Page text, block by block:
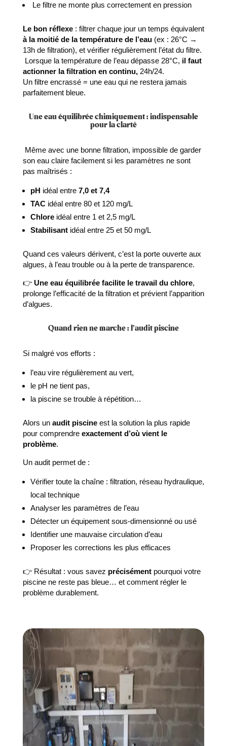
Le filtre ne monte plus correctement en pression
Le bon réflexe: filtrer chaque jour un temps équivalent
à la moitié de la température de l’eau(ex : 26°C →
13h de filtration), et vérifier régulièrement l’état du filtre.
Lorsque la température de l’eau dépasse 28°C, il faut
actionner la filtration en continu, 24h/24.
Un filtre encrassé = une eau qui ne restera jamais
parfaitement bleue.
Une eau équilibrée chimiquement : indispensable
pour la clarté
Même avec une bonne filtration, impossible de garder
son eau claire facilement si les paramètres ne sont
pas maîtrisés :
pH idéal entre 7,0 et 7,4
TACidéal entre 80 et 120 mg/L
Chloreidéal entre 1 et 2,5 mg/L
Stabilisantidéal entre 25 et 50 mg/L
Quand ces valeurs dérivent, c’est la porte ouverte aux
algues, à l’eau trouble ou à la perte de transparence.
👉 Une eau équilibrée facilite le travail du chlore,
prolonge l’efficacité de la filtration et prévient l’apparition
d’algues.
Quand rien ne marche : l’audit piscine
Si malgré vos efforts :
l’eau vire régulièrement au vert,
le pH ne tient pas,
la piscine se trouble à répétition…
Alors un audit piscineest la solution la plus rapide
pour comprendre exactement d’où vient le
problème.
Un audit permet de :
Vérifier toute la chaîne : filtration, réseau hydraulique,
local technique
Analyser les paramètres de l’eau
Détecter un équipement sous-dimensionné ou usé
Identifier une mauvaise circulation d’eau
Proposer les corrections les plus efficaces
👉 Résultat : vous savez précisémentpourquoi votre
piscine ne reste pas bleue… et comment régler le
problème durablement.